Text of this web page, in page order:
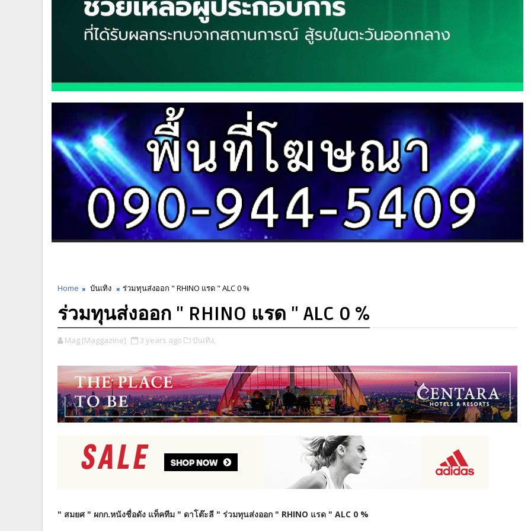
Home บันเทิง ร่วมทุนส่งออก " RHINO แรด " ALC 0 %
ร่วมทุนส่งออก " RHINO แรด " ALC 0 %
Mag [Maggazine] 3 years ago บันเทิง,
" สมยศ " ผกก.หนังชื่อดัง แท็คทีม " ดาโต๊ะลี " ร่วมทุนส่งออก " RHINO แรด " ALC 0 %